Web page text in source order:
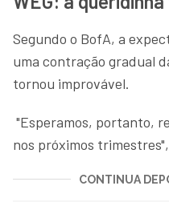
Segundo o BofA, a
uma contração gradual
tornou improvável.
"Esperamos, portanto,
nos próximos
CONTINUA